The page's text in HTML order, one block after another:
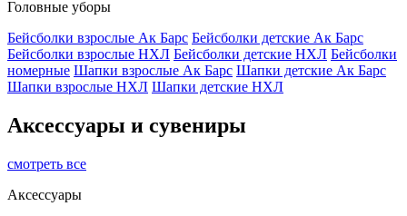
Головные уборы
Бейсболки взрослые Ак Барс Бейсболки детские Ак Барс
Бейсболки взрослые НХЛ Бейсболки детские НХЛ Бейсболки
номерные Шапки взрослые Ак Барс Шапки детские Ак Барс
Шапки взрослые НХЛ Шапки детские НХЛ
Аксессуары и сувениры
смотреть все
Аксессуары